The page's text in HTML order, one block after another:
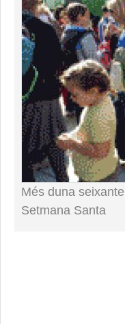
Més duna
Setmana Santa